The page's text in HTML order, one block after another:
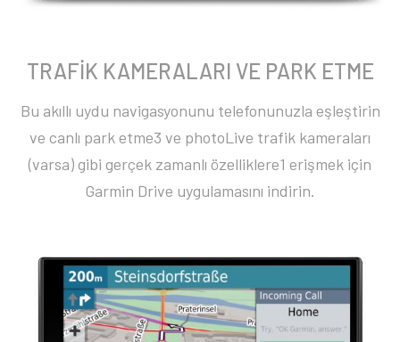
TRAFİK KAMERALARI VE PARK ETME
Bu akıllı uydu navigasyonunu telefonunuzla eşleştirin
ve canlı park etme3 ve photoLive trafik kameraları
(varsa) gibi gerçek zamanlı özelliklere1 erişmek için
Garmin Drive uygulamasını indirin.